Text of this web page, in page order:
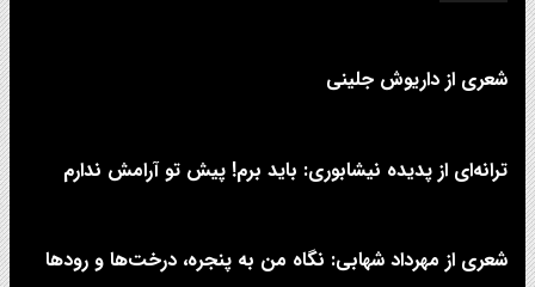
شعری از داریوش جلینی
ترانه‌ای از پدیده نیشابوری: باید برم! پیش تو آرامش ندارم
شعری از مهرداد شهابی: نگاه من به پنجره، درخت‌ها و رودها